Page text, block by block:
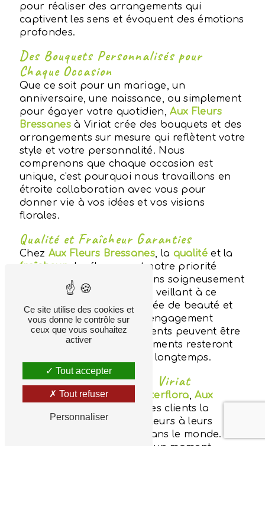
pour réaliser des arrangements qui
captivent les sens et évoquent des émotions
profondes.
Des Bouquets Personnalisés pour
Chaque Occasion
Que ce soit pour un mariage, un
anniversaire, une naissance, ou simplement
pour égayer votre quotidien,Aux Fleurs
Bressanesà Viriat crée des bouquets et des
arrangements sur mesure qui reflètent votre
style et votre personnalité. Nous
comprenons que chaque occasion est
unique, c'est pourquoi nous travaillons en
étroite collaboration avec vous pour
donner vie à vos idées et vos visions
florales.
Qualité et Fraîcheur Garanties
Chez Aux Fleurs Bressanes, la qualitéet la
fraîcheurdes fleurs sont notre priorité
absolue. Nous sélectionnons soigneusement
chaque fleur à la main, en veillant à ce
qu'elles soient à leur apogée de beauté et
de vitalité. Grâce à notre engagement
envers l'excellence, nos clients peuvent être
assurés que leurs arrangements resteront
frais et éclatants pendant longtemps.
Partenaire Interflora à Viriat
En tant que partenaire Interflora,Aux
offre à ses clients la
possibilité d'envoyer des fleurs à leurs
proches, où qu'ils soient dans le monde.
Que ce soit pour célébrer un moment
Ce site utilise des cookies et
vous donne le contrôle sur
ceux que vous souhaitez
activer
Tout accepter
Tout refuser
Personnaliser